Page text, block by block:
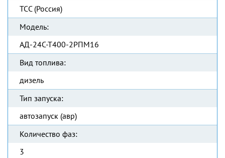
ТСС (Россия)
Модель:
АД-24С-Т400-2РПМ16
Вид топлива:
дизель
Тип запуска:
автозапуск (авр)
Количество фаз:
3